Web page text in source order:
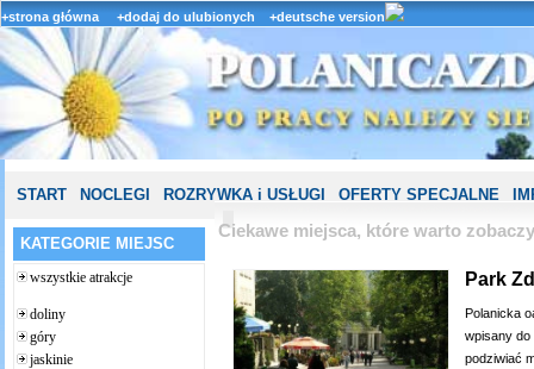
+strona główna +dodaj do ulubionych +deutsche version
START NOCLEGI ROZRYWKA i USŁUGI OFERTY SPECJALNE
KATEGORIE MIEJSC
wszystkie atrakcje
doliny
góry
jaskinie
Ciekawe miejsca, które warto
Park
Polanicka
wpisany do
podziwiać